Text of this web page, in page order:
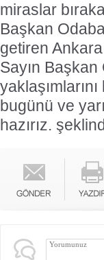
miraslar
Başkan
getiren
Sayın
bugünü ve
hazırız.